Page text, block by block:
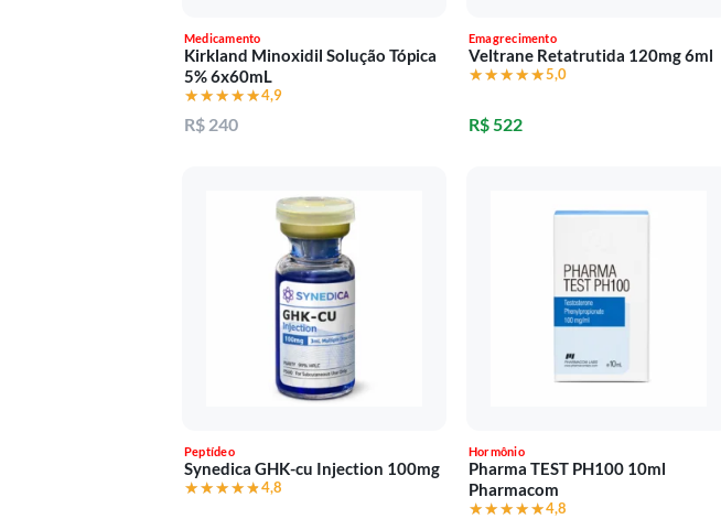
Medicamento
Kirkland Minoxidil Solução Tópica
5% 6x60mL
★★★★★
★★★★★4,9
R$ 240
Emagrecimento
Veltrane Retatrutida 120mg 6ml
★★★★★
★★★★★5,0
R$ 522
Peptídeo
Synedica GHK-cu Injection 100mg
★★★★★
★★★★★4,8
Hormônio
Pharma TEST PH100 10ml
Pharmacom
★★★★★
★★★★★4,8